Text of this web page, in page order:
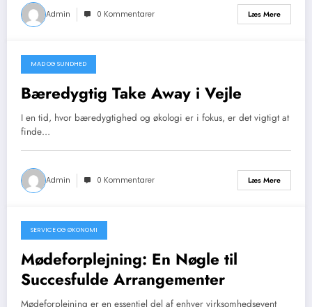
Admin 0 Kommentarer Læs Mere
april 30, 2026
MAD OG SUNDHED
Bæredygtig Take Away i Vejle
I en tid, hvor bæredygtighed og økologi er i fokus, er det vigtigt at
finde…
Admin 0 Kommentarer Læs Mere
april 26, 2026
SERVICE OG ØKONOMI
Mødeforplejning: En Nøgle til
Succesfulde Arrangementer
Mødeforplejning er en essentiel del af enhver virksomhedsevent